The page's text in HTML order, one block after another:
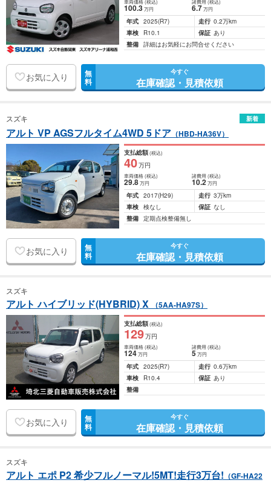
車両価格(税込)
100.3万円
諸費用 (税込)
6.7 万円
年式 2025(R7) 走行 0.2万km
車検
R10.1 保証 あり
整備 詳細はお気軽にお問合せください
お気に入り 無
料
今すぐ
在庫確認・見積依頼
スズキ 新着
アルト VP AGSフルタイム4WD 5ドア （HBD-HA36V）
支払総額(税込)
40万円
車両価格(税込)
29.8万円
諸費用 (税込)
10.2 万円
年式 2017(H29) 走行 3万km
車検 検なし 保証 なし
整備 定期点検整備無し
お気に入り 無
料
今すぐ
在庫確認・見積依頼
スズキ
アルト ハイブリッド(HYBRID) X （5AA-HA97S）
支払総額(税込)
129万円
車両価格(税込)
124万円
諸費用 (税込)
5 万円
年式 2025(R7) 走行 0.6万km
車検
R10.4 保証 あり
整備
お気に入り 無
料
今すぐ
在庫確認・見積依頼
スズキ
アルト エポ P2 希少フルノーマル!5MT!走行3万台! （GF-HA22